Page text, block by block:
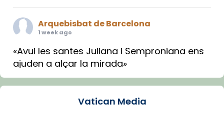
Arquebisbat de Barcelona
1 week ago
«Avui les santes Juliana i Semproniana ens
ajuden a alçar la mirada»
Mons. Sergi Gordo, bisbe de Tortosa, ha
Santes de Mataró.Vatican Media